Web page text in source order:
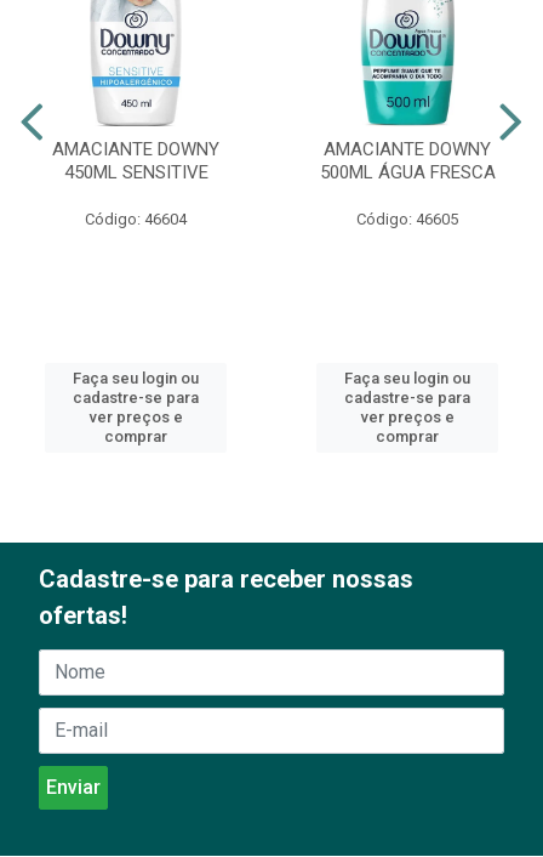
AMACIANTE DOWNY
450ML SENSITIVE
Código: 46604
Faça seu login ou
cadastre-se para
ver preços e
comprar
AMACIANTE DOWNY
500ML ÁGUA FRESCA
Código: 46605
Faça seu login ou
cadastre-se para
ver preços e
comprar
Cadastre-se para receber nossas
ofertas!